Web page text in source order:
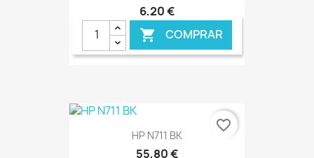
6,20 €
 COMPRAR
€ ONLINE
HP N711 BK
55,80 €
favorite_border